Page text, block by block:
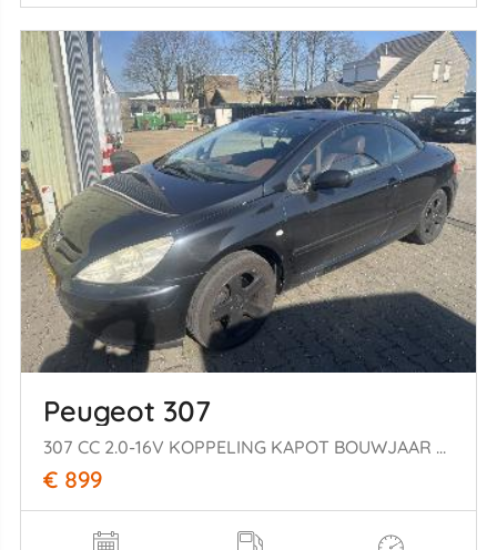
Peugeot 307
307 CC 2.0-16V KOPPELING KAPOT BOUWJAAR 2005 899 EURO VAST
€ 899